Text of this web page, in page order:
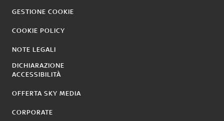
GESTIONE COOKIE
COOKIE POLICY
NOTE LEGALI
DICHIARAZIONE
ACCESSIBILITÀ
OFFERTA SKY MEDIA
CORPORATE